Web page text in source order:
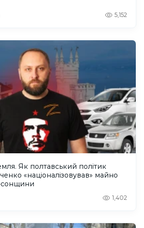
5,152
Як полтавський політик
«націоналізовував» майно
1,402